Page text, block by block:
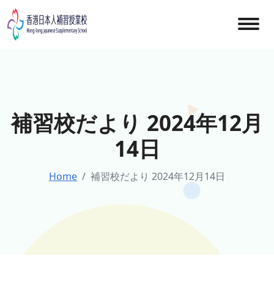
Skip
to
content
補習校だより 2024年12月
14日
Home 補習校だより 2024年12月14日